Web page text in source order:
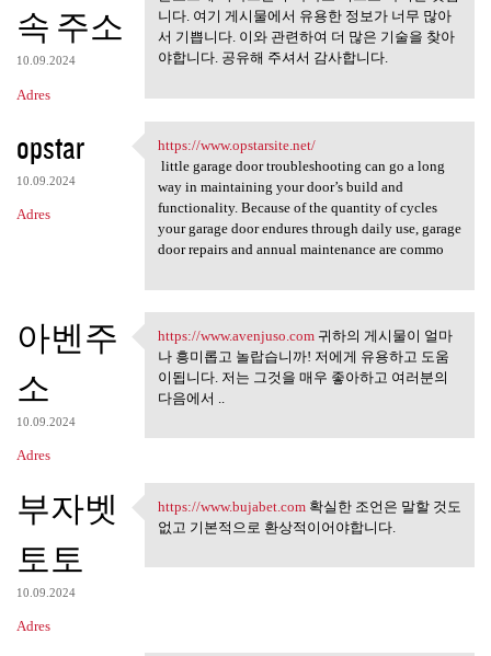
속 주소
10.09.2024
Adres
니다. 여기 게시물에서 유용한 정보가 너무 많아
서 기쁩니다. 이와 관련하여 더 많은 기술을 찾아
야합니다. 공유해 주셔서 감사합니다.
opstar
10.09.2024
Adres
https://www.opstarsite.net/
https://www.opstarsite.net/
little garage door troubleshooting can go a long
way in maintaining your door’s build and
functionality. Because of the quantity of cycles
your garage door endures through daily use, garage
door repairs and annual maintenance are commo
아벤주
소
10.09.2024
Adres
https://www.avenjuso.com 귀하의
https://www.avenjuso.com귀하의 게시물이 얼마
나 흥미롭고 놀랍습니까! 저에게 유용하고 도움
이됩니다. 저는 그것을 매우 좋아하고 여러분의
다음에서 ..
부자벳
토토
10.09.2024
Adres
https://www.bujabet.com 확실한
https://www.bujabet.com확실한 조언은 말할 것도
없고 기본적으로 환상적이어야합니다.